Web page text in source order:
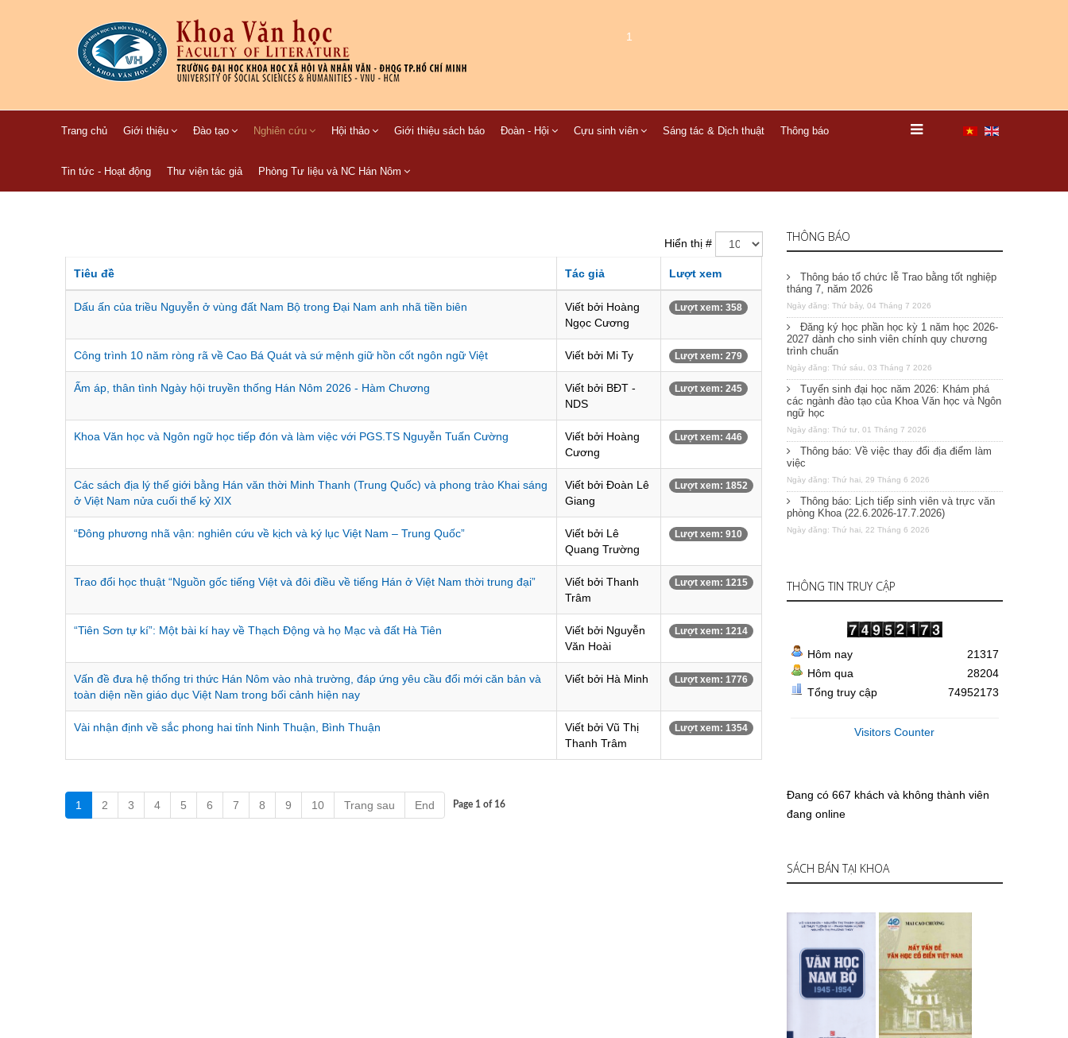
1
Trang chủ Giới thiệu Đào tạo Nghiên cứu Hội thảo Giới thiệu sách báo Đoàn - Hội Cựu sinh viên Sáng tác & Dịch thuật Thông báo
Tin tức - Hoạt động Thư viện tác giả Phòng Tư liệu và NC Hán Nôm
Hiển thị #
Tiêu đề Tác giả Lượt xem
Dấu ấn của triều Nguyễn ở vùng đất Nam Bộ trong Đại Nam anh nhã tiền biên
Viết bởi Hoàng
Ngọc Cương
Lượt xem: 358
Công trình 10 năm ròng rã về Cao Bá Quát và sứ mệnh giữ hồn cốt ngôn ngữ Việt Viết bởi Mi Ty Lượt xem: 279
Ấm áp, thân tình Ngày hội truyền thống Hán Nôm 2026 - Hàm Chương
Viết bởi BĐT -
NDS
Lượt xem: 245
Khoa Văn học và Ngôn ngữ học tiếp đón và làm việc với PGS.TS Nguyễn Tuấn Cường
Viết bởi Hoàng
Cương
Lượt xem: 446
Các sách địa lý thế giới bằng Hán văn thời Minh Thanh (Trung Quốc) và phong trào Khai sáng
ở Việt Nam nửa cuối thế kỷ XIX
Viết bởi Đoàn Lê
Giang
Lượt xem: 1852
“Đông phương nhã vận: nghiên cứu về kịch và ký lục Việt Nam – Trung Quốc”
Viết bởi Lê
Quang Trường
Lượt xem: 910
Trao đổi học thuật “Nguồn gốc tiếng Việt và đôi điều về tiếng Hán ở Việt Nam thời trung đại”
Viết bởi Thanh
Trâm
Lượt xem: 1215
“Tiên Sơn tự kí”: Một bài kí hay về Thạch Động và họ Mạc và đất Hà Tiên
Viết bởi Nguyễn
Văn Hoài
Lượt xem: 1214
Vấn đề đưa hệ thống tri thức Hán Nôm vào nhà trường, đáp ứng yêu cầu đổi mới căn bản và
toàn diện nền giáo dục Việt Nam trong bối cảnh hiện nay
Viết bởi Hà Minh Lượt xem: 1776
Vài nhận định về sắc phong hai tỉnh Ninh Thuận, Bình Thuận
Viết bởi Vũ Thị
Thanh Trâm
Lượt xem: 1354
Page 1 of 16
1 2 3 4 5 6 7 8 9 10 Trang sau End
THÔNG BÁO
Thông báo tổ chức lễ Trao bằng tốt nghiệp
tháng 7, năm 2026
Ngày đăng: Thứ bảy, 04 Tháng 7 2026
Đăng ký học phần học kỳ 1 năm học 2026-
2027 dành cho sinh viên chính quy chương
trình chuẩn
Ngày đăng: Thứ sáu, 03 Tháng 7 2026
Tuyển sinh đại học năm 2026: Khám phá
các ngành đào tạo của Khoa Văn học và Ngôn
ngữ học
Ngày đăng: Thứ tư, 01 Tháng 7 2026
Thông báo: Về việc thay đổi địa điểm làm
việc
Ngày đăng: Thứ hai, 29 Tháng 6 2026
Thông báo: Lịch tiếp sinh viên và trực văn
phòng Khoa (22.6.2026-17.7.2026)
Ngày đăng: Thứ hai, 22 Tháng 6 2026
THÔNG TIN TRUY CẬP
Hôm nay
Hôm qua
Tổng truy cập
21317
28204
74952173
Visitors Counter
Đang có 667 khách và không thành viên
đang online
SÁCH BÁN TẠI KHOA